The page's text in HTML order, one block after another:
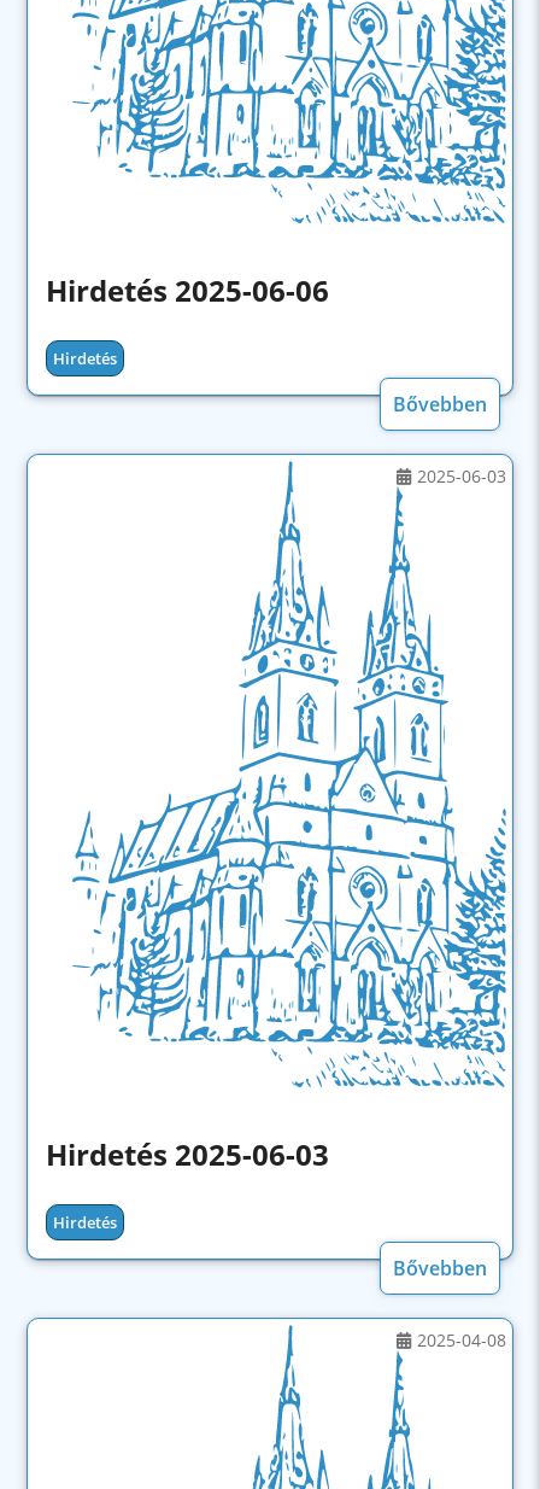
Hirdetés 2025-06-06
Hirdetés
Bővebben
Hirdetés 2025-06-03
Hirdetés
2025-06-03
Bővebben
2025-04-08